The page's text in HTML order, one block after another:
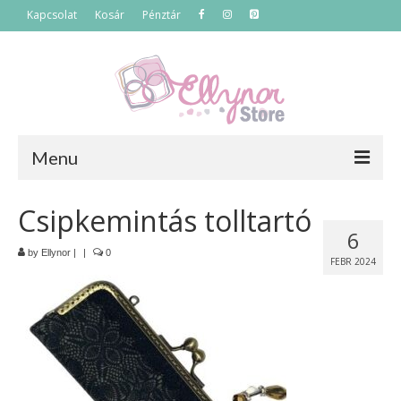
Kapcsolat Kosár Pénztár
Menu
Főoldal
Termékek
Szettek
Akciós termékek
Táskák
Neszeszerek
6
FEBR 2024
Csipkemintás tolltartó
by Ellynor | | 0